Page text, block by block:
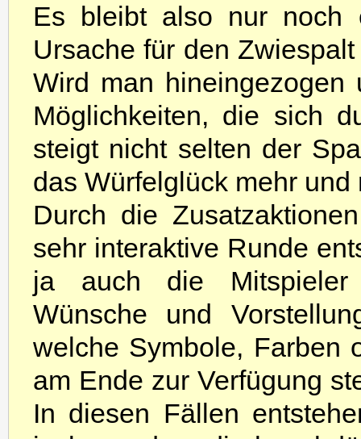
Es bleibt also nur noch
Ursache für den
Wird man
Möglichkeiten, die sich
steigt nicht selten der
das Würfelglück mehr
Durch die
sehr interaktive Runde
ja auch die Mitspieler
Wünsche und
welche Symbole, Farben
am Ende zur Verfügung
In diesen Fällen